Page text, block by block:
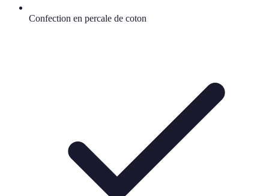
Confection en percale de coton